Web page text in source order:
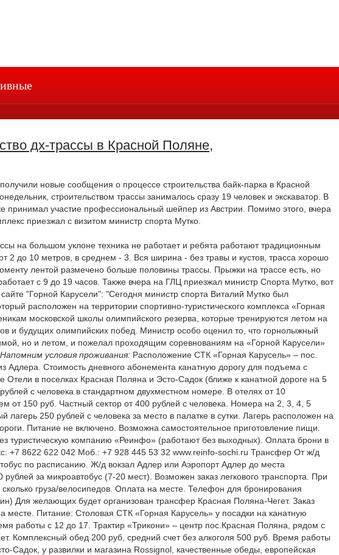
дх-трассы в Красной Поляне,
новые сообщения о процессе строительства байк-парка в Красной
строительством трассы занималось сразу 19 человек и экскаватор. В
принимал участие профессиональный шейпер из Австрии. Помимо этого, вчера
приезжал с визитом министр спорта Мутко.
на большом уклоне техника не работает и ребята работают традиционным
2 до 10 метров, в среднем - 3. Вся ширина - без травы и кустов, трасса хорошо
лентой размечено больше половины трассы. Прыжки на трассе есть, но
с 9 до 19 часов. Также вчера на ГЛЦ приезжал министр Спорта Мутко, вот
"Горной Карусели": "Сегодня министр спорта Виталий Мутко был
расположен на территории спортивно-туристического комплекса «Горная
московской школы олимпийского резерва, которые тренируются летом на
и будущих олимпийских побед. Министр особо оценил то, что горнолыжный
но и летом, и пожелал проходящим соревнованиям на «Горной Карусели»
Напомним условия проживания: Расположение СТК «Горная Карусель» – пос.
Адлера. Стоимость дневного абонемента канатную дорогу для подъема с
в поселках Красная Поляна и Эсто-Садок (ближе к канатной дороге на 5
с человека в стандартном двухместном номере. В отелях от 10
от 150 руб. Частный сектор от 400 рублей с человека. Номера на 2, 3, 4, 5
лагерь 250 рублей с человека за место в палатке в сутки. Лагерь расположен на
Питание не включено. Возможна самостоятельное приготовление пищи.
туристическую компанию «Реинфо» (работают без выходных). Оплата брони в
+7 8622 622 042 Моб.: +7 928 445 53 32 www.reinfo-sochi.ru Трансфер От ж/д
по расписанию. Ж/д вокзал Адлер или Аэропорт Адлер до места
за микроавтобус (7-20 мест). Возможен заказ легкового транспорта. При
сколько груза/велосипедов. Оплата на месте. Телефон для бронирования
Для желающих будет организован трансфер Красная Поляна-Чегет. Заказ
месте. Питание: Столовая СТК «Горная Карусель» у посадки на канатную
работы с 12 до 17. Трактир «Трикони» – центр пос.Красная Поляна, рядом с
Комплексный обед 200 руб, средний счет без алкоголя 500 руб. Время работы
Садок, у развилки и магазина Rossignol, качественные обеды, европейская